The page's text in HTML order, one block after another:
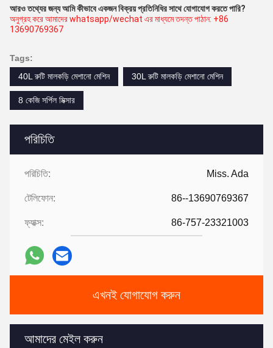
পরিচিতি
পরিচিতি: Miss. Ada
টেলিফোন: 86--13690769367
ফ্যাক্স: 86-757-23321003
এখনই যোগাযোগ করুন
আমাদের মেইল ​​করুন
আরও তথ্যের জন্য আমি কীভাবে একজন বিক্রয় প্রতিনিধির সাথে যোগাযোগ করতে পারি?
অনুগ্রহ করে আমাদের whatsapp/wechat এর মাধ্যমে তদন্ত পাঠান: +86
13690769367
Tags:
40L রুটি মালকড়ি মেশানো মেশিন
30L রুটি মালকড়ি মেশানো মেশিন
8 কেজি সর্পিল মিক্সার